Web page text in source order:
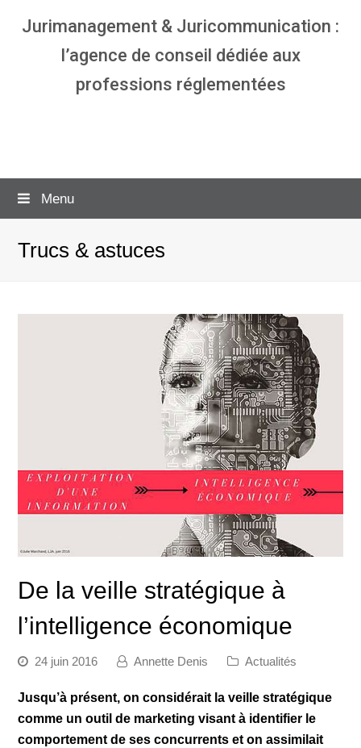
Jurimanagement & Juricommunication :
l’agence de conseil dédiée aux
professions réglementées
Menu
Trucs & astuces
De la veille stratégique à
l’intelligence économique
24 juin 2016 Annette Denis Actualités
Jusqu’à présent, on considérait la veille stratégique
comme un outil de marketing visant à identifier le
comportement de ses concurrents et on assimilait